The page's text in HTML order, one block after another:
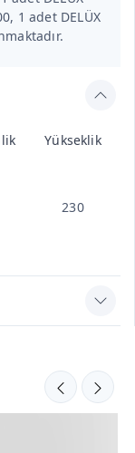
1 adet DELÜX
Yükseklik
230